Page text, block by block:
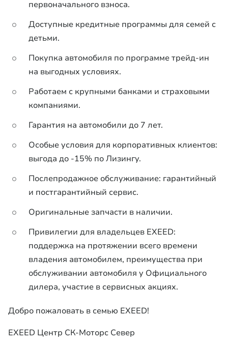
первоначального взноса.
Доступные кредитные программы для семей с
детьми.
Покупка автомобиля по программе трейд-ин
на выгодных условиях.
Работаем с крупными банками и страховыми
компаниями.
Гарантия на автомобили до 7 лет.
Особые условия для корпоративных клиентов:
выгода до -15% по Лизингу.
Послепродажное обслуживание: гарантийный
и постгарантийный сервис.
Оригинальные запчасти в наличии.
Привилегии для владельцев EXEED:
поддержка на протяжении всего времени
владения автомобилем, преимущества при
обслуживании автомобиля у Официального
дилера, участие в сервисных акциях.
Добро пожаловать в семью EXEED!
EXEED Центр СК-Моторс Север